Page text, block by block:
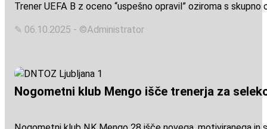
Trener UEFA B z oceno “uspešno opravil” oziroma s skupno
✎ 06.10.2025 - ©Administrator
Nogometni klub Mengo išče trenerja za